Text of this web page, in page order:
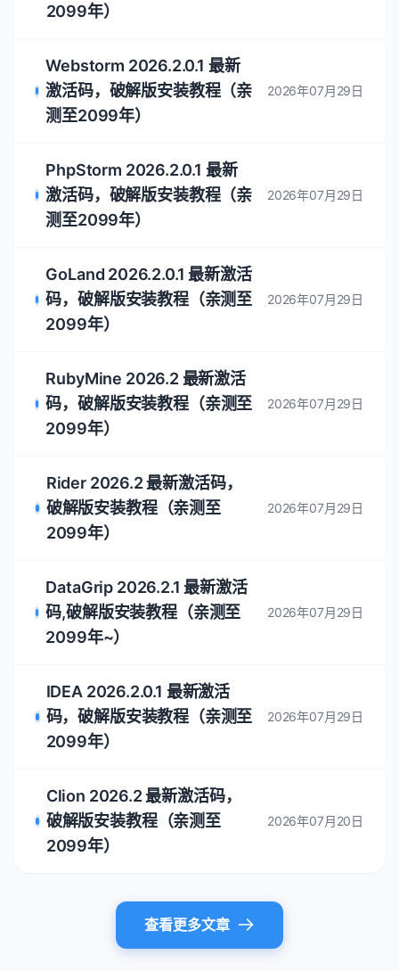
2099年）
Webstorm 2026.2.0.1 最新
激活码，破解版安装教程（亲
测至2099年）
2026年07月29日
PhpStorm 2026.2.0.1 最新
激活码，破解版安装教程（亲
测至2099年）
2026年07月29日
GoLand 2026.2.0.1 最新激活
码，破解版安装教程（亲测至
2099年）
2026年07月29日
RubyMine 2026.2 最新激活
码，破解版安装教程（亲测至
2099年）
2026年07月29日
Rider 2026.2 最新激活码，
破解版安装教程（亲测至
2099年）
2026年07月29日
DataGrip 2026.2.1 最新激活
码,破解版安装教程（亲测至
2099年~）
2026年07月29日
IDEA 2026.2.0.1 最新激活
码，破解版安装教程（亲测至
2099年）
2026年07月29日
Clion 2026.2 最新激活码，
破解版安装教程（亲测至
2099年）
2026年07月20日
查看更多文章